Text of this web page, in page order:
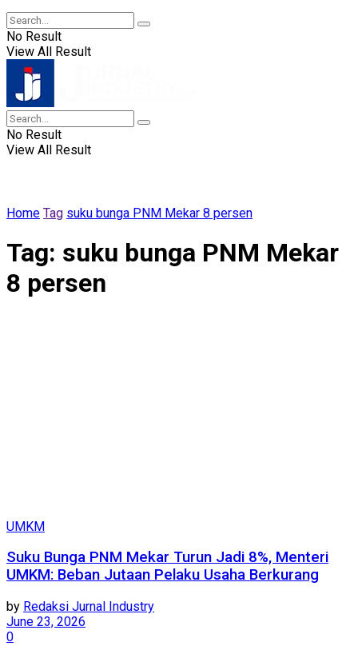
No Result
View All Result
No Result
View All Result
Home Tag suku bunga PNM Mekar 8 persen
Tag: suku bunga PNM Mekar
8 persen
UMKM
Suku Bunga PNM Mekar Turun Jadi 8%, Menteri
UMKM: Beban Jutaan Pelaku Usaha Berkurang
by Redaksi Jurnal Industry
June 23, 2026
0